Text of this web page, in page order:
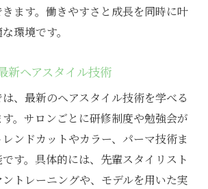
ます。働きやすさと成長を同時に叶
環境です。
新ヘアスタイル技術
、最新のヘアスタイル技術を学べる
。サロンごとに研修制度や勉強会が
ンドカットやカラー、パーマ技術ま
す。具体的には、先輩スタイリスト
トレーニングや、モデルを用いた実